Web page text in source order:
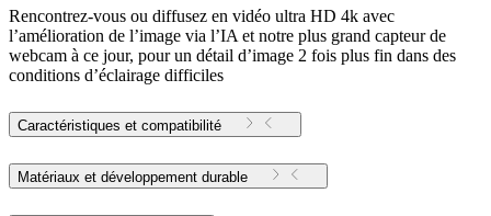
Rencontrez-vous ou diffusez en vidéo ultra HD 4k avec
l’amélioration de l’image via l’IA et notre plus grand capteur de
webcam à ce jour, pour un détail d’image 2 fois plus fin dans des
conditions d’éclairage difficiles
Caractéristiques et compatibilité
Matériaux et développement durable